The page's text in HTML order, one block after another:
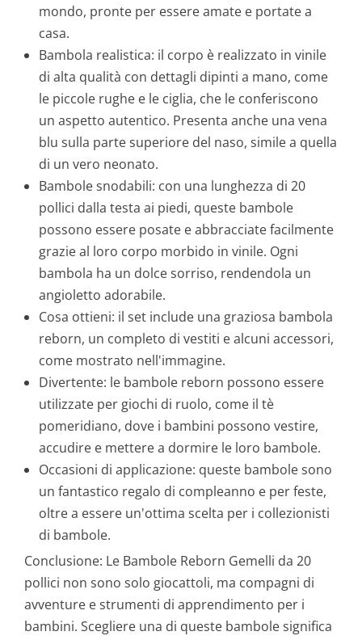
mondo, pronte per essere amate e portate a
casa.
Bambola realistica: il corpo è realizzato in vinile
di alta qualità con dettagli dipinti a mano, come
le piccole rughe e le ciglia, che le conferiscono
un aspetto autentico. Presenta anche una vena
blu sulla parte superiore del naso, simile a quella
di un vero neonato.
Bambole snodabili: con una lunghezza di 20
pollici dalla testa ai piedi, queste bambole
possono essere posate e abbracciate facilmente
grazie al loro corpo morbido in vinile. Ogni
bambola ha un dolce sorriso, rendendola un
angioletto adorabile.
Cosa ottieni: il set include una graziosa bambola
reborn, un completo di vestiti e alcuni accessori,
come mostrato nell'immagine.
Divertente: le bambole reborn possono essere
utilizzate per giochi di ruolo, come il tè
pomeridiano, dove i bambini possono vestire,
accudire e mettere a dormire le loro bambole.
Occasioni di applicazione: queste bambole sono
un fantastico regalo di compleanno e per feste,
oltre a essere un'ottima scelta per i collezionisti
di bambole.
Conclusione: Le Bambole Reborn Gemelli da 20
pollici non sono solo giocattoli, ma compagni di
avventure e strumenti di apprendimento per i
bambini. Scegliere una di queste bambole significa